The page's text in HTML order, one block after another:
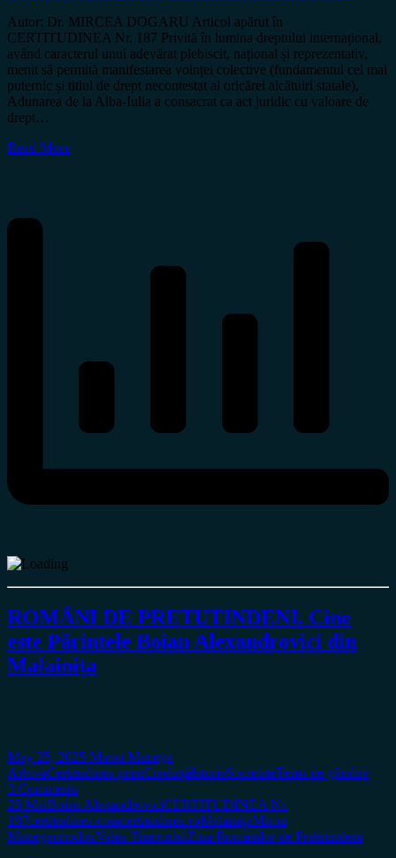
Autor: Dr. MIRCEA DOGARU Articol apărut în
CERTITUDINEA Nr. 187 Privită în lumina dreptului internațional,
având caracterul unui adevărat plebiscit, național și reprezentativ,
menit să permită manifestarea voinței colective (fundamentul cel mai
puternic și titlul de drept necontestat al oricărei alcătuiri statale),
Adunarea de la Alba-Iulia a consacrat ca act juridic cu valoare de
drept…
Read More
ROMÂNI DE PRETUTINDENI. Cine
este Părintele Boian Alexandrovici din
Malainița
May 25, 2025 Miron Manega
ArhivaCertitudinea printCredințăIstorieSocietateTema de gândire
3 Comments
25 MaiBoian AlexandroviciCERTITUDINEA Nr.
187certitudinea.comcertitudinea.roMalainițaMiron
ManegaortodoxValea TimoculuiZiua Românilor de Pretutindeni